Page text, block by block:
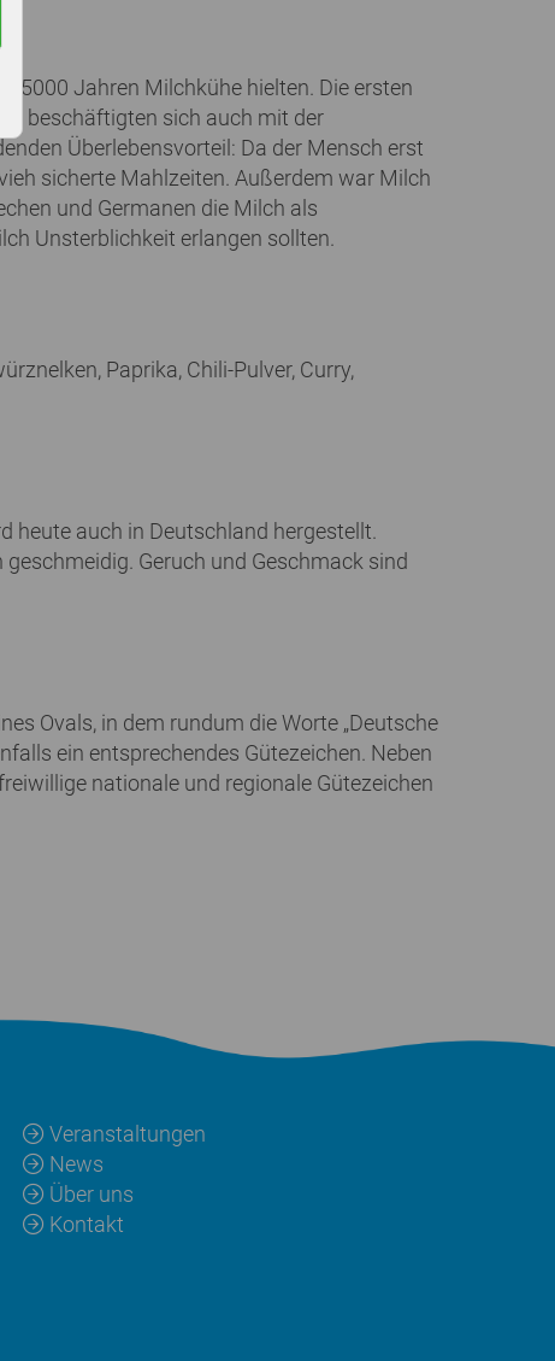
5000 Jahren Milchkühe hielten. Die ersten
beschäftigten sich auch mit der
Überlebensvorteil: Da der Mensch erst
sicherte Mahlzeiten. Außerdem war Milch
und Germanen die Milch als
Unsterblichkeit erlangen sollten.
Paprika, Chili-Pulver, Curry,
heute auch in Deutschland hergestellt.
Geruch und Geschmack sind
Ovals, in dem rundum die Worte „Deutsche
ein entsprechendes Gütezeichen. Neben
nationale und regionale Gütezeichen
Veranstaltungen
News
Über uns
Kontakt